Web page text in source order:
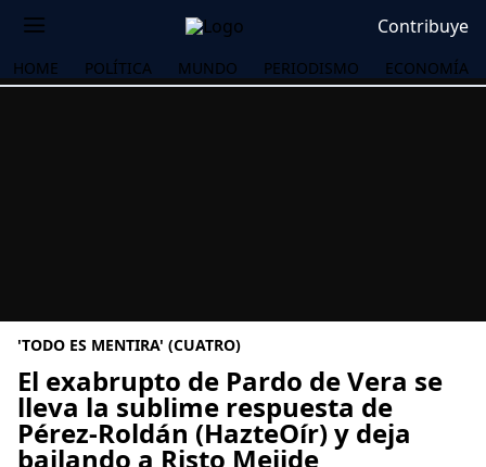
Contribuye
HOME POLÍTICA MUNDO PERIODISMO ECONOMÍA
'TODO ES MENTIRA' (CUATRO)
El exabrupto de Pardo de Vera se
lleva la sublime respuesta de
Pérez-Roldán (HazteOír) y deja
bailando a Risto Mejide